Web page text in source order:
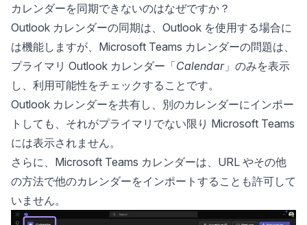
カレンダーを同期できないのはなぜですか？
Outlook カレンダーの同期は、Outlook を使用する場合に
は機能しますが、Microsoft Teams カレンダーの問題は、
プライマリ Outlook カレンダー「Calendar」のみを表示
し、利用可能性をチェックすることです。
Outlook カレンダーを共有し、別のカレンダーにインポー
トしても、それがプライマリでない限り Microsoft Teams
には表示されません。
さらに、Microsoft Teams カレンダーは、URL やその他
の方法で他のカレンダーをインポートすることも許可して
いません。